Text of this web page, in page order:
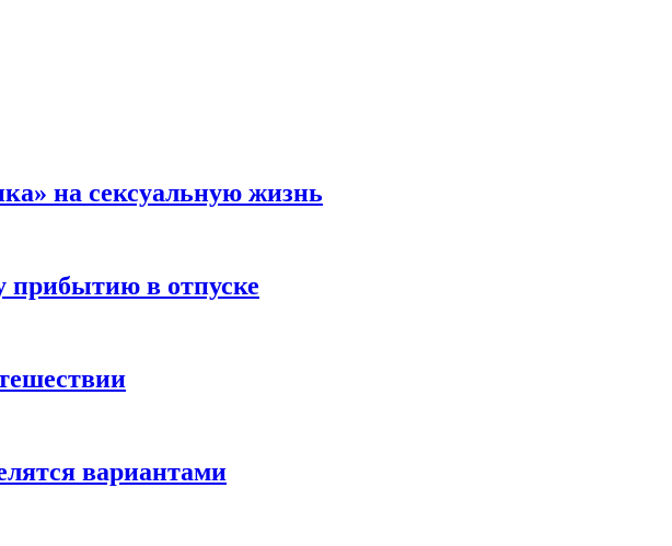
на сексуальную жизнь
прибытию в отпуске
вариантами